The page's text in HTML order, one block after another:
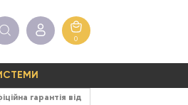
0
гарантія від